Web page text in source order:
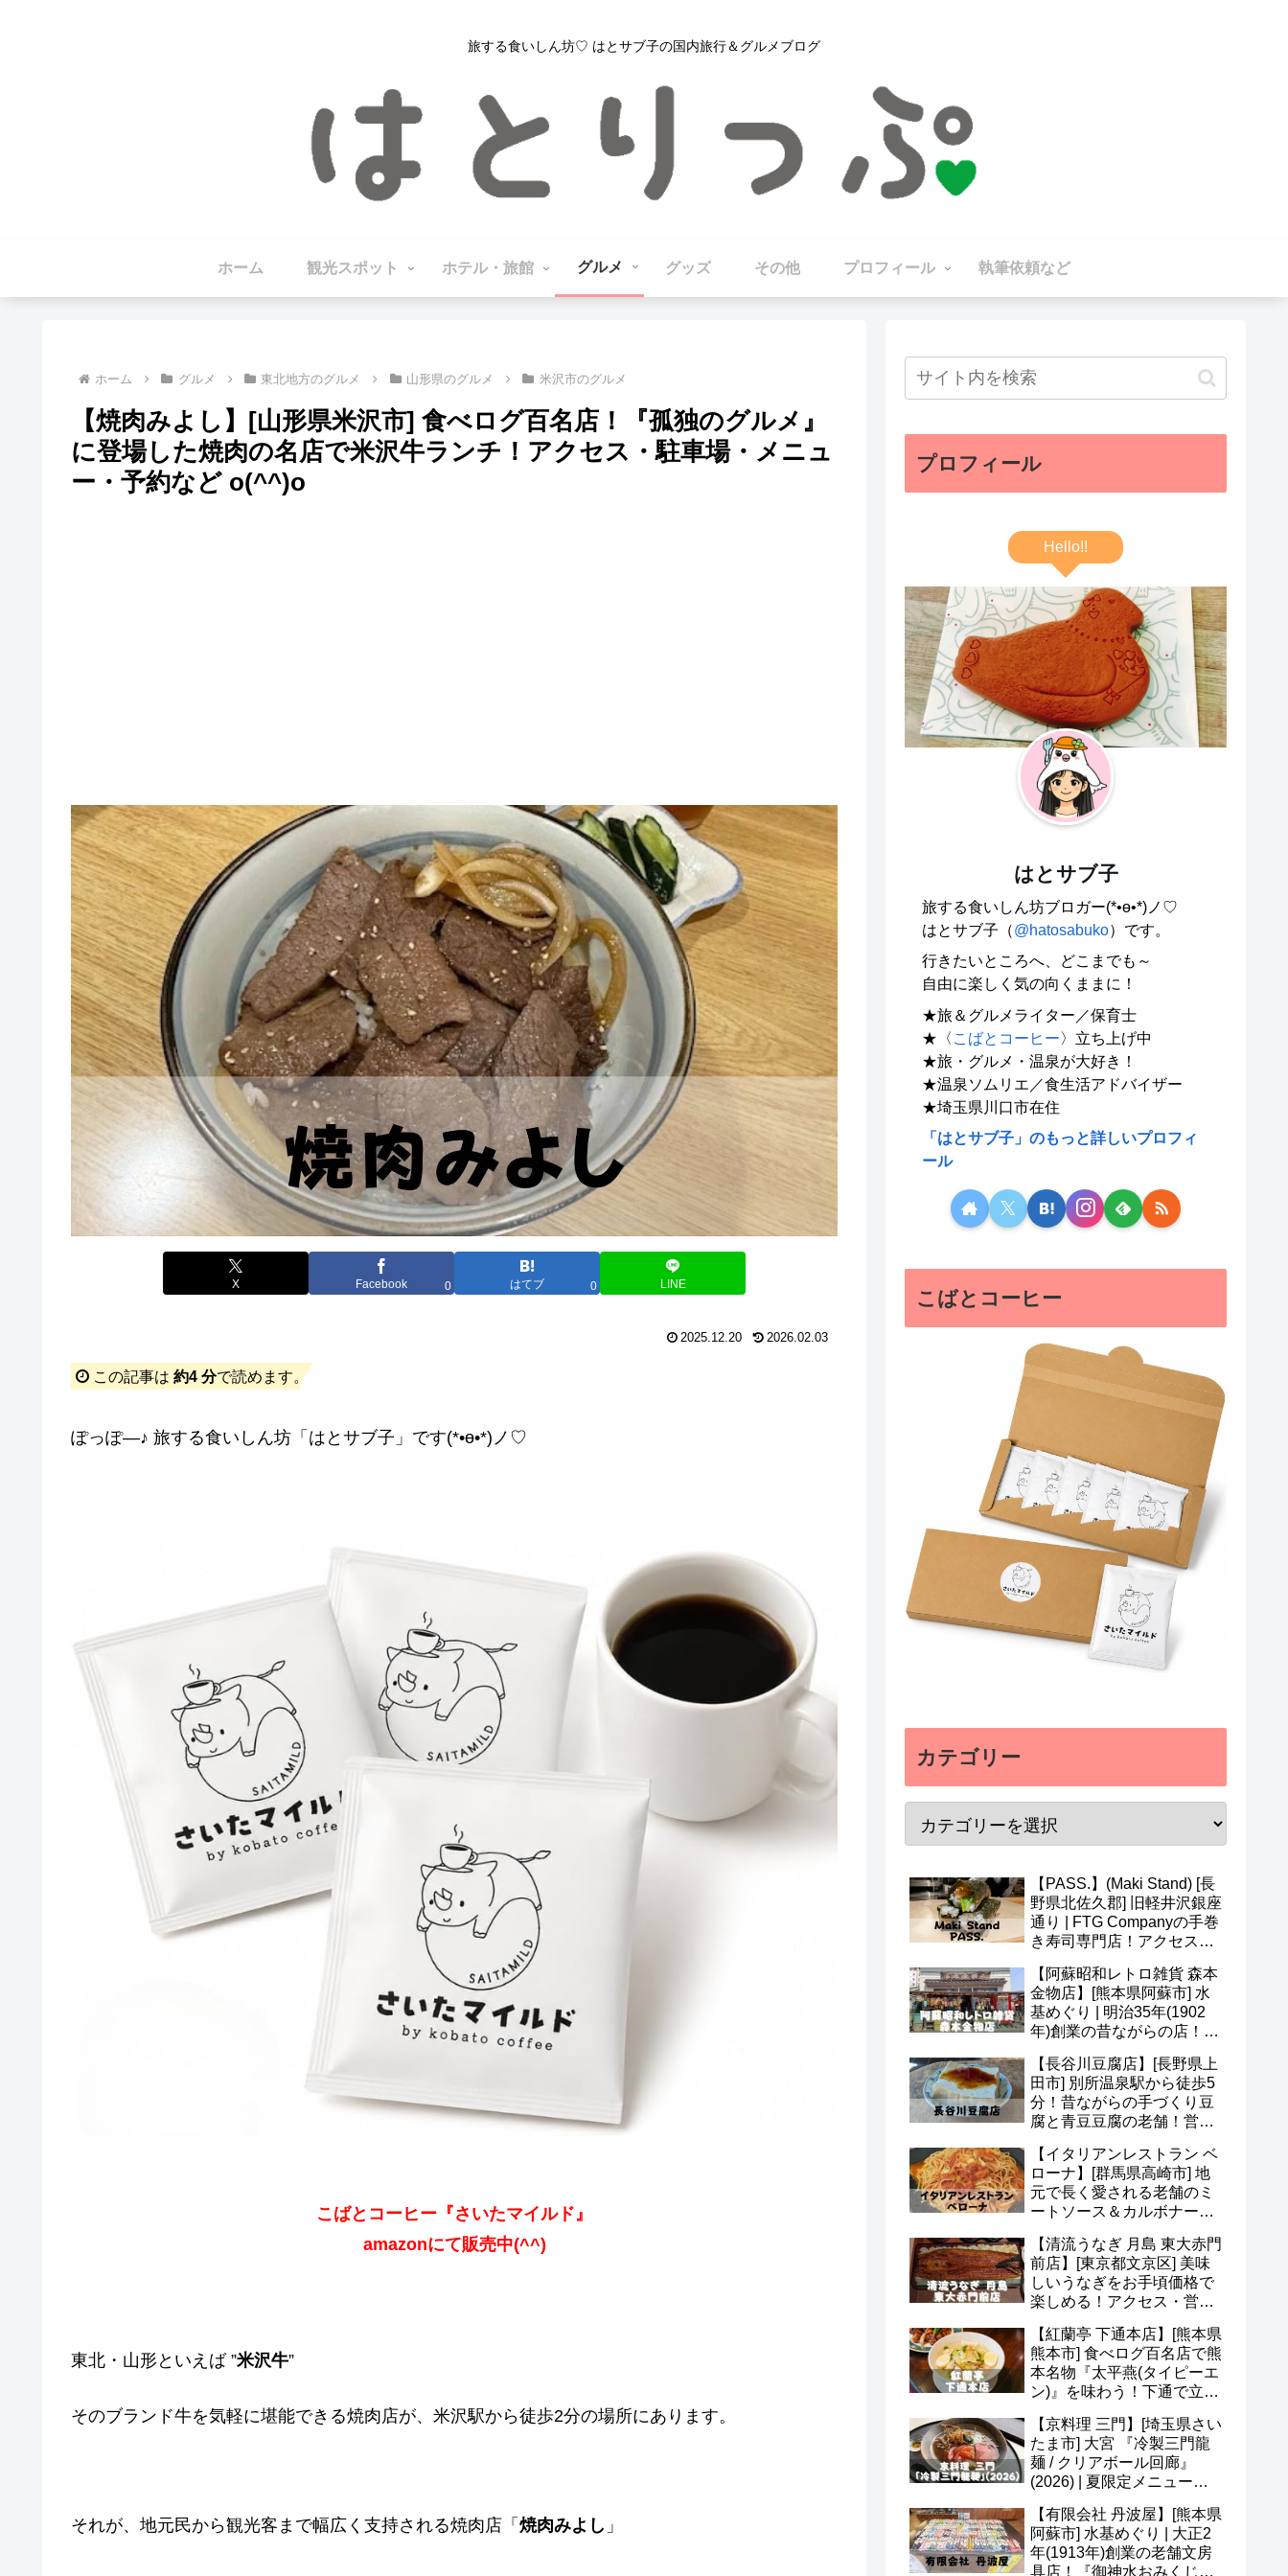
旅する食いしん坊♡ はとサブ子の国内旅行＆グルメブログ
ホーム 観光スポット ホテル・旅館 グルメ グッズ その他 プロフィール 執筆依頼など
ホーム グルメ 東北地方のグルメ 山形県のグルメ 米沢市のグルメ
【焼肉みよし】[山形県米沢市] 食べログ百名店！『孤独のグルメ』
に登場した焼肉の名店で米沢牛ランチ！アクセス・駐車場・メニュ
ー・予約など o(^^)o
X Facebook 0 はてブ 0 LINE
2025.12.20 2026.02.03
この記事は 約4 分で読めます。
ぽっぽ―♪ 旅する食いしん坊「はとサブ子」です(*•ө•*)ノ♡
こばとコーヒー『さいたマイルド』
amazonにて販売中(^^)
東北・山形といえば ”米沢牛”
そのブランド牛を気軽に堪能できる焼肉店が、米沢駅から徒歩2分の場所にあります。
それが、地元民から観光客まで幅広く支持される焼肉店「 焼肉みよし 」
プロフィール
Hello!!
はとサブ子
旅する食いしん坊ブロガー(*•ө•*)ノ♡
はとサブ子（@hatosabuko）です。
行きたいところへ、どこまでも～
自由に楽しく気の向くままに！
★旅＆グルメライター／保育士
★〈 こばとコーヒー〉立ち上げ中
★旅・グルメ・温泉が大好き！
★温泉ソムリエ／食生活アドバイザー
★埼玉県川口市在住
「はとサブ子」のもっと詳しいプロフィ
ール
こばとコーヒー
カテゴリー
【PASS.】(Maki Stand) [長
野県北佐久郡] 旧軽井沢銀座
通り | FTG Companyの手巻
き寿司専門店！アクセス・
など(^v^)
【阿蘇昭和レトロ雑貨 森本
金物店】[熊本県阿蘇市] 水
基めぐり | 明治35年(1902
年)創業の昔ながらの店！ア
など(^^)
【長谷川豆腐店】[長野県上
田市] 別所温泉駅から徒歩5
分！昔ながらの手づくり豆
腐と青豆豆腐の老舗！営業
ど(^o^)
【イタリアンレストラン ベ
ローナ】[群馬県高崎市] 地
元で長く愛される老舗のミ
ートソース＆カルボナー
ニュー・予約など(*^^*)
【清流うなぎ 月島 東大赤門
前店】[東京都文京区] 美味
しいうなぎをお手頃価格で
楽しめる！アクセス・営業
予約など(^^)
【紅蘭亭 下通本店】[熊本県
熊本市] 食べログ百名店で熊
本名物『太平燕(タイピーエ
ン)』を味わう！下通で立ち
【京料理 三門】[埼玉県さい
たま市] 大宮 『冷製三門龍
麺 / クリアボール回廊』
(2026) | 夏限定メニュー＆
【有限会社 丹波屋】[熊本県
阿蘇市] 水基めぐり | 大正2
年(1913年)創業の老舗文房
具店！『御神水おみくじ』